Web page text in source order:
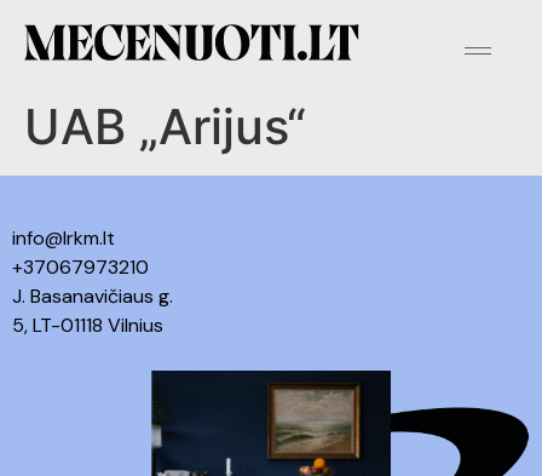
UAB „Arijus“
info@lrkm.lt
+37067973210
J. Basanavičiaus g.
5, LT-01118 Vilnius